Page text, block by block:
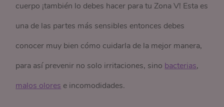
cuerpo ¡también lo debes hacer para tu Zona V! Esta es
una de las partes más sensibles entonces debes
conocer muy bien cómo cuidarla de la mejor manera,
para así prevenir no solo irritaciones, sino bacterias,
malos olores e incomodidades.